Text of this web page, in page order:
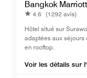
Bangkok
4.6 (1292 avis)
Hôtel situé sur
adaptées aux séjours
en rooftop.
Voir les détails sur